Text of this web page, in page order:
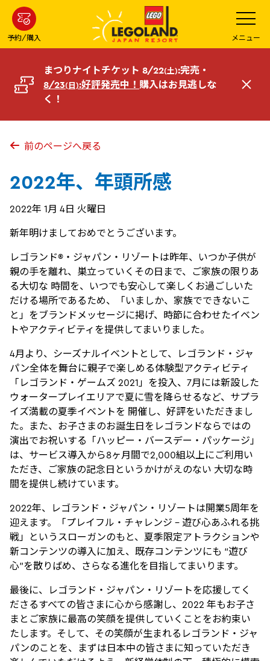
ン
コ
へ
予約/購入
メ
ニ
ュ
ー
を
開
メニュー
まつりナイトチケット 8/22(土):完売・
8/23(日):好評発売中！ 購入はお見逃しな
く！
閉
前のページへ戻る
2022年、年頭所感
2022年 1月 4日 火曜日
新年明けましておめでとうございます。
レゴランド®・ジャパン・リゾートは昨年、いつか子供が
親の手を離れ、巣立っていくその日まで、ご家族の限りあ
る大切な 時間を、いつでも安心して楽しくお過ごしいた
だける場所であるため、「いましか、家族でできないこ
と」をブランドメッセージに掲げ、時節に合わせたイベン
トやアクティビティを提供してまいりました。
4月より、シーズナルイベントとして、レゴランド・ジャ
パン全体を舞台に親子で楽しめる体験型アクティビティ
「レゴランド・ゲームズ 2021」を投入、7月には新設した
ウォータープレイエリアで夏に雪を降らせるなど、サプラ
イズ満載の夏季イベントを 開催し、好評をいただきまし
た。また、お子さまのお誕生日をレゴランドならではの
演出でお祝いする「ハッピー・バースデー・パッケージ」
は、サービス導入から8ヶ月間で2,000組以上にご利用い
ただき、ご家族の記念日というかけがえのない 大切な時
間を提供し続けています。
2022年、レゴランド・ジャパン・リゾートは開業5周年を
迎えます。「プレイフル・チャレンジ – 遊び心あふれる挑
戦」というスローガンのもと、夏季限定アトラクションや
新コンテンツの導入に加え、既存コンテンツにも “遊び
心”を散りばめ、さらなる進化を目指してまいります。
最後に、レゴランド・ジャパン・リゾートを応援してく
ださるすべての皆さまに心から感謝し、2022 年もお子さ
まとご家族に最高の笑顔を提供していくことをお約束い
たします。そして、その笑顔が生まれるレゴランド・ジャ
パンのことを、まずは日本中の皆さまに知っていただき